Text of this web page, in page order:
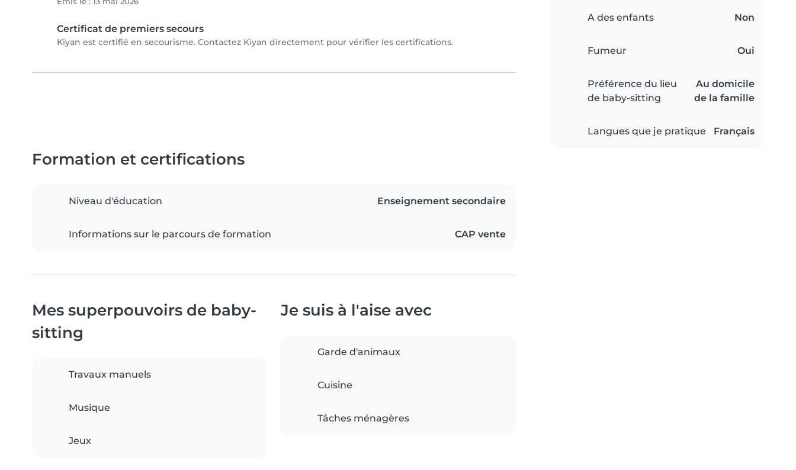
Certificat de premiers secours
Kiyan est certifié en secourisme. Contactez Kiyan directement pour vérifier les certifications.
A des enfants Non
Fumeur Oui
Préférence du lieu
de baby-sitting
Au domicile
de la famille
Langues que je pratique Français
Formation et certifications
Niveau d'éducation Enseignement secondaire
Informations sur le parcours de formation CAP vente
Mes superpouvoirs de baby-
sitting
Travaux manuels
Musique
Jeux
Je suis à l'aise avec
Garde d'animaux
Cuisine
Tâches ménagères